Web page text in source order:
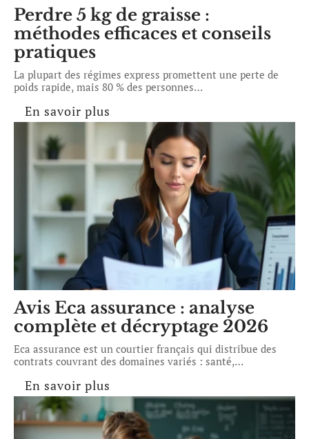
Perdre 5 kg de graisse :
méthodes efficaces et conseils
pratiques
La plupart des régimes express promettent une perte de
poids rapide, mais 80 % des personnes…
En savoir plus
Avis Eca assurance : analyse
complète et décryptage 2026
Eca assurance est un courtier français qui distribue des
contrats couvrant des domaines variés : santé,…
En savoir plus